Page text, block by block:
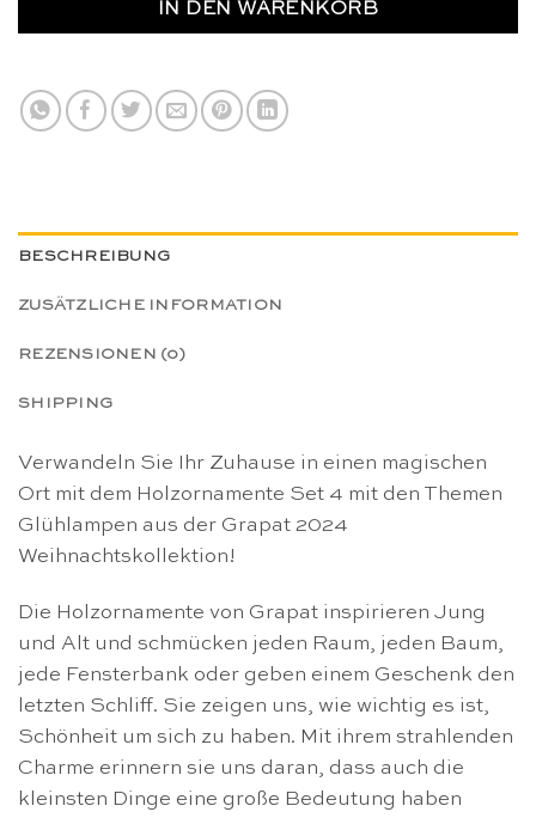
IN DEN WARENKORB
BESCHREIBUNG
ZUSÄTZLICHE INFORMATION
REZENSIONEN (0)
SHIPPING
Verwandeln Sie Ihr Zuhause in einen magischen
Ort mit dem Holzornamente Set 4 mit den Themen
Glühlampen aus der Grapat 2024
Weihnachtskollektion!
Die Holzornamente von Grapat inspirieren Jung
und Alt und schmücken jeden Raum, jeden Baum,
jede Fensterbank oder geben einem Geschenk den
letzten Schliff. Sie zeigen uns, wie wichtig es ist,
Schönheit um sich zu haben. Mit ihrem strahlenden
Charme erinnern sie uns daran, dass auch die
kleinsten Dinge eine große Bedeutung haben